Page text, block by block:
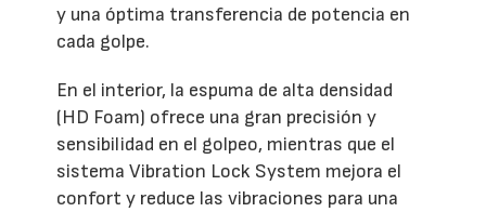
y una óptima transferencia de potencia en
cada golpe.
En el interior, la espuma de alta densidad
(HD Foam) ofrece una gran precisión y
sensibilidad en el golpeo, mientras que el
sistema Vibration Lock System mejora el
confort y reduce las vibraciones para una